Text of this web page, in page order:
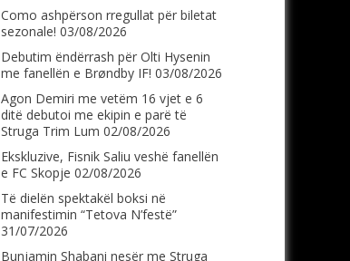
Como ashpërson rregullat për biletat
sezonale! 03/08/2026
Debutim ëndërrash për Olti Hysenin
me fanellën e Brøndby IF! 03/08/2026
Agon Demiri me vetëm 16 vjet e 6
ditë debutoi me ekipin e parë të
Struga Trim Lum 02/08/2026
Ekskluzive, Fisnik Saliu veshë fanellën
e FC Skopje 02/08/2026
Të dielën spektakël boksi në
manifestimin “Tetova N’festë”
31/07/2026
Bunjamin Shabani nesër me Struga